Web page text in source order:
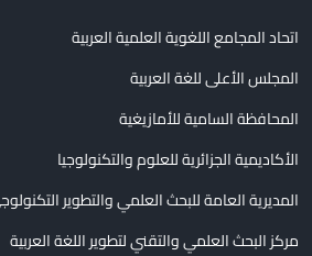
اتحاد المجامع اللغوية العلمية العربية
المجلس الأعلى للغة العربية
المحافظة السامية للأمازيغية
الأكاديمية الجزائرية للعلوم والتكنولوجيا
المديرية العامة للبحث العلمي والتطوير التكنولوجي
مركز البحث العلمي والتقني لتطوير اللغة العربية